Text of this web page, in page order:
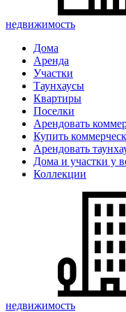
недвижимость
Дома
Аренда
Участки
Таунхаусы
Квартиры
Поселки
Арендовать
Купить
Арендовать
Дома и участки у
Коллекции
недвижимость